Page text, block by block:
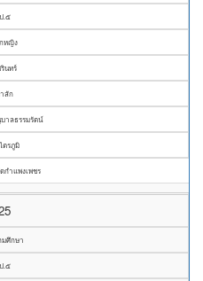
ป.๕
หญิง
นทร์
สัก
บาลธรรมรัตน์
ตรภูมิ
กำแพงเพชร
มศึกษา
ป.๕